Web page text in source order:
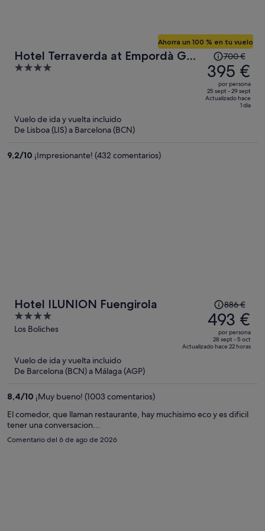
Hotel Terraverda at Empordà Golf
Resort
4
Ahorra un 100 % en tu vuelo
El
precio
era
de
700 €,
700 €
395 €
por persona
25 sept - 29 sept
Actualizado hace
1 día
Vuelo de ida y vuelta incluido
De Lisboa (LIS) a Barcelona (BCN)
9,2/10 ¡Impresionante! (432 comentarios)
Hotel ILUNION Fuengirola
4
out
Los Boliches
El
precio
era
de
886 €,
por
886 €
493 €
por persona
28 sept - 5 oct
Actualizado hace 22 horas
Vuelo de ida y vuelta incluido
De Barcelona (BCN) a Málaga (AGP)
8,4/10 ¡Muy bueno! (1003 comentarios)
El comedor, que llaman restaurante, hay muchisimo eco y es dificil
tener una conversacion...
Comentario del 6 de ago de 2026